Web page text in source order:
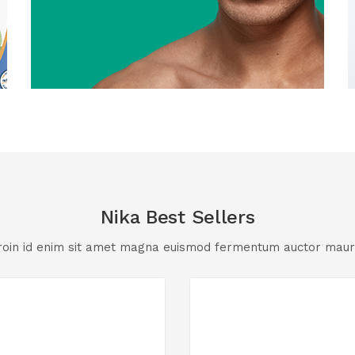
Nika Best Sellers
id enim sit amet magna euismod fermentum auctor